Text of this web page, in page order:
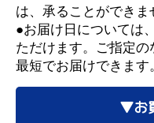
は、承ることができま
●お届け日については
ただけます。ご指定
最短でお届けできます
▼お